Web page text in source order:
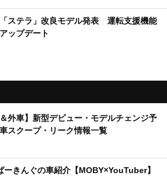
ステラ」改良モデル発表 運転支援機能
ップデート
＆外車】新型デビュー・モデルチェンジ予
スクープ・リーク情報一覧
ーきんぐの車紹介【MOBY×YouTuber】